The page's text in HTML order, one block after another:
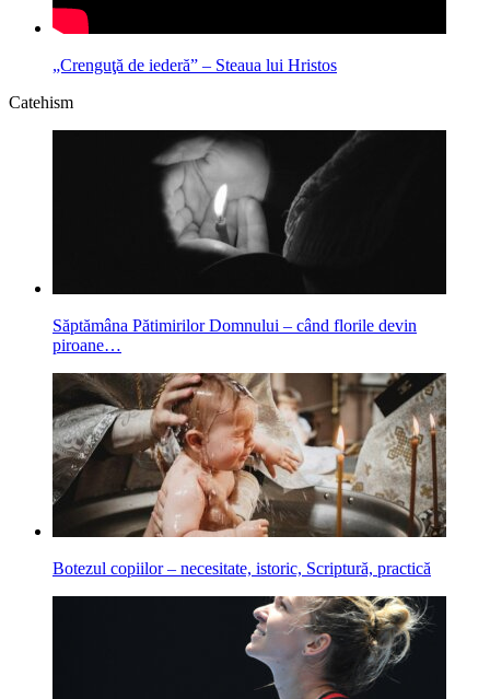
„Crenguţă de iederă” – Steaua lui Hristos
Catehism
Săptămâna Pătimirilor Domnului – când florile devin
piroane…
Botezul copiilor – necesitate, istoric, Scriptură, practică